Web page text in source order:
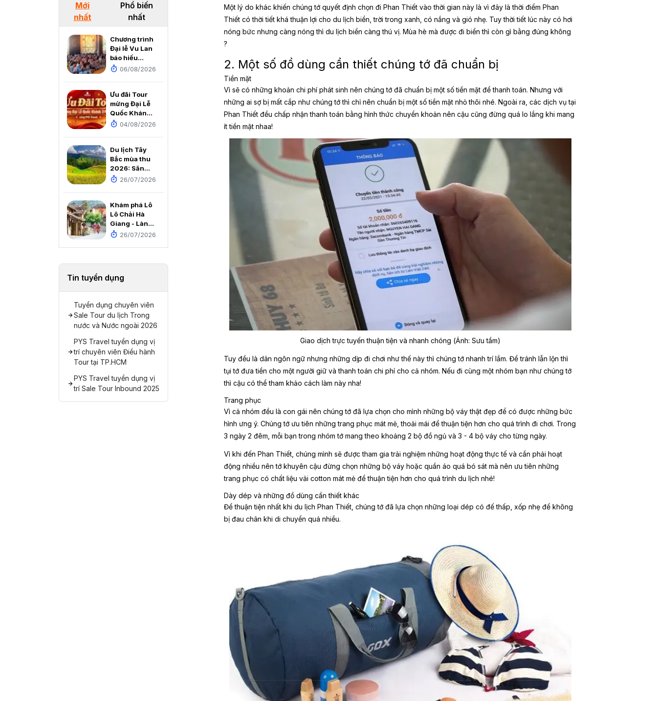
Mới
nhất
Phổ biến
nhất
Chương trình
Đại lễ Vu Lan
báo hiếu
2026 tại
06/08/2026
Ưu đãi Tour
mừng Đại Lễ
Quốc Khánh
2/9/2026
04/08/2026
Du lịch Tây
Bắc mùa thu
2026: Săn
mùa vàng, ôm
tầm mắt
26/07/2026
Khám phá Lô
Lô Chải Hà
Giang - Làng
du lịch tốt
26/07/2026
Tin tuyển dụng
Tuyển dụng chuyên viên
Sale Tour du lịch Trong
nước và Nước ngoài 2026
PYS Travel tuyển dụng vị
trí chuyên viên Điều hành
Tour tại TP.HCM
PYS Travel tuyển dụng vị
trí Sale Tour Inbound 2025
Một lý do khác khiến chúng tớ quyết định chọn đi Phan Thiết vào thời gian này là vì đây là thời điểm Phan
Thiết có thời tiết khá thuận lợi cho du lịch biển, trời trong xanh, có nắng và gió nhẹ. Tuy thời tiết lúc này có hơi
nóng bức nhưng càng nóng thì du lịch biển càng thú vị. Mùa hè mà được đi biển thì còn gì bằng đúng không
?
2. Một số đồ dùng cần thiết chúng tớ đã chuẩn bị
Tiền mặt
Vì sẽ có những khoản chi phí phát sinh nên chúng tớ đã chuẩn bị một số tiền mặt để thanh toán. Nhưng với
những ai sợ bị mất cắp như chúng tớ thì chỉ nên chuẩn bị một số tiền mặt nhỏ thôi nhé. Ngoài ra, các dịch vụ tại
Phan Thiết đều chấp nhận thanh toán bằng hình thức chuyển khoản nên cậu cũng đừng quá lo lắng khi mang
ít tiền mặt nhaa!
Giao dịch trực tuyến thuận tiện và nhanh chóng (Ảnh: Sưu tầm)
Tuy đều là dân ngôn ngữ nhưng những dịp đi chơi như thế này thì chúng tớ nhanh trí lắm. Để tránh lẫn lộn thì
tụi tớ đưa tiền cho một người giữ và thanh toán chi phí cho cả nhóm. Nếu đi cùng một nhóm bạn như chúng tớ
thì cậu có thể tham khảo cách làm này nha!
Trang phục
Vì cả nhóm đều là con gái nên chúng tớ đã lựa chọn cho mình những bộ váy thật đẹp để có được những bức
hình ưng ý. Chúng tớ ưu tiên những trang phục mát mẻ, thoải mái để thuận tiện hơn cho quá trình đi chơi. Trong
3 ngày 2 đêm, mỗi bạn trong nhóm tớ mang theo khoảng 2 bộ đồ ngủ và 3 - 4 bộ váy cho từng ngày.
Vì khi đến Phan Thiết, chúng mình sẽ được tham gia trải nghiệm những hoạt động thực tế và cần phải hoạt
động nhiều nên tớ khuyên cậu đừng chọn những bộ váy hoặc quần áo quá bó sát mà nên ưu tiên những
trang phục có chất liệu vải cotton mát mẻ để thuận tiện hơn cho quá trình du lịch nhé!
Dày dép và những đồ dùng cần thiết khác
Để thuận tiện nhất khi du lịch Phan Thiết, chúng tớ đã lựa chọn những loại dép có đế thấp, xốp nhẹ để không
bị đau chân khi di chuyển quá nhiều.